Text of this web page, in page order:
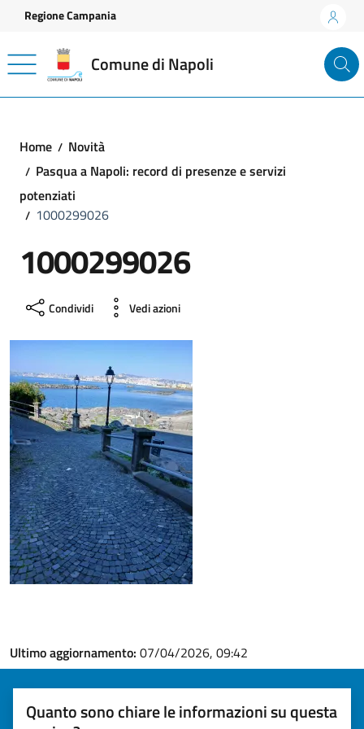
Vai ai contenuti
Vai al footer
Regione Campania
Comune di Napoli
Home
Novità
Pasqua a Napoli: record di presenze e servizi
potenziati
1000299026
1000299026
Condividi Vedi azioni
Ultimo aggiornamento: 07/04/2026, 09:42
Quanto sono chiare le informazioni su questa